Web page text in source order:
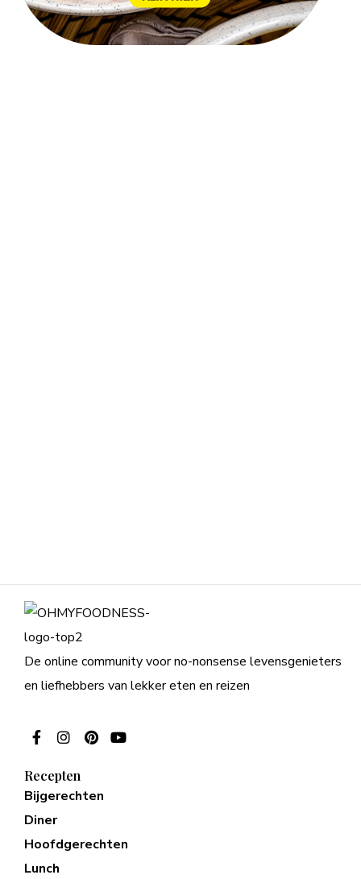
De online community voor no-nonsense levensgenieters
en liefhebbers van lekker eten en reizen
Recepten
Bijgerechten
Diner
Hoofdgerechten
Lunch